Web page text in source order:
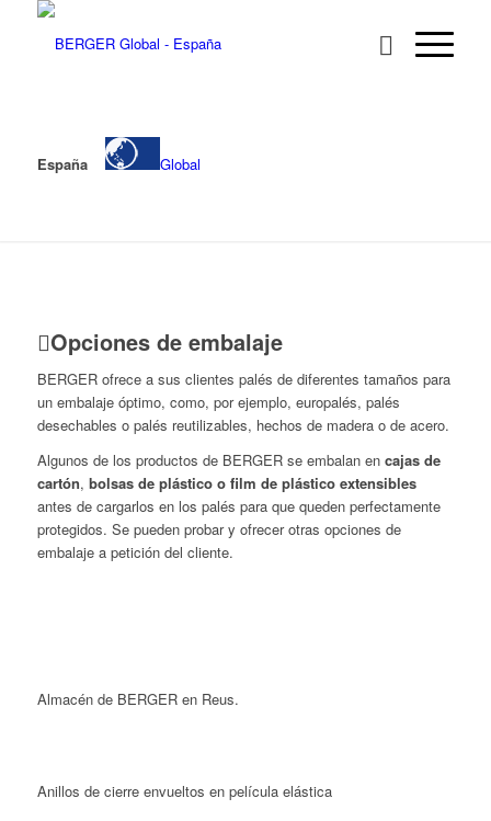
España Global
Opciones de embalaje
BERGER ofrece a sus clientes palés de diferentes tamaños para
un embalaje óptimo, como, por ejemplo, europalés, palés
desechables o palés reutilizables, hechos de madera o de acero.
Algunos de los productos de BERGER se embalan en cajas de
cartón, bolsas de plástico o film de plástico extensibles
antes de cargarlos en los palés para que queden perfectamente
protegidos. Se pueden probar y ofrecer otras opciones de
embalaje a petición del cliente.
Almacén de BERGER en Reus.
Anillos de cierre envueltos en película elástica